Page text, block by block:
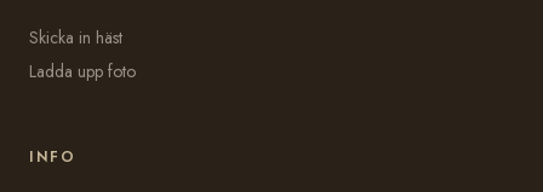
Skicka in häst
Ladda upp foto
INFO